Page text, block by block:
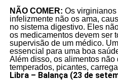
NÃO COMER: Os
infelizmente não os ama,
no sistema digestivo. Eles
os medicamentos devem ser
supervisão de um médico.
essencial para uma boa
Além disso, os alimentos não
temperados, picantes,
Libra – Balança (23 de